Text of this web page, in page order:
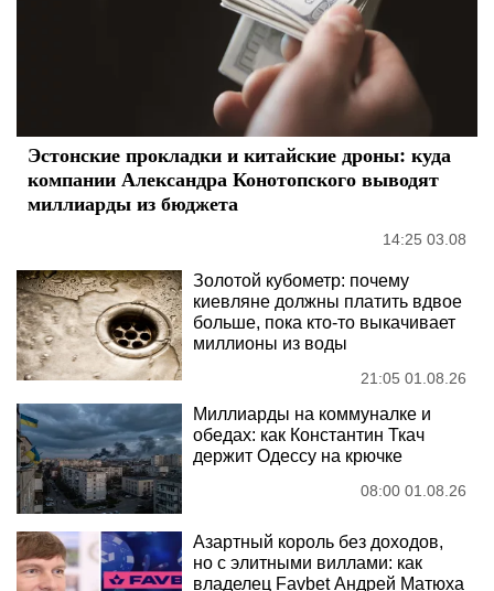
Эстонские прокладки и китайские дроны: куда
компании Александра Конотопского выводят
миллиарды из бюджета
14:25 03.08
Золотой кубометр: почему
киевляне должны платить вдвое
больше, пока кто-то выкачивает
миллионы из воды
21:05 01.08.26
Миллиарды на коммуналке и
обедах: как Константин Ткач
держит Одессу на крючке
08:00 01.08.26
Азартный король без доходов,
но с элитными виллами: как
владелец Favbet Андрей Матюха